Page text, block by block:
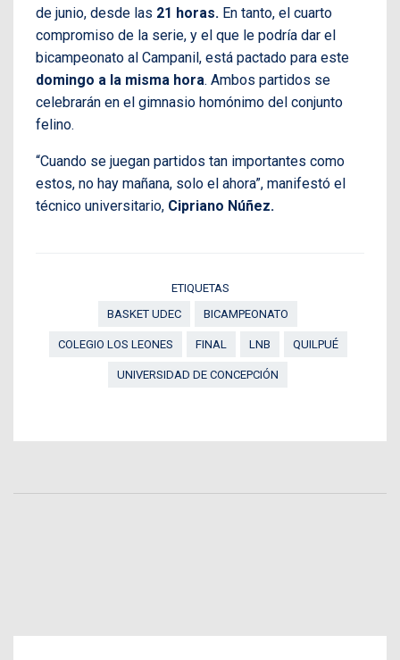
de junio, desde las 21 horas. En tanto, el cuarto
compromiso de la serie, y el que le podría dar el
bicampeonato al Campanil, está pactado para este
domingo a la misma hora. Ambos partidos se
celebrarán en el gimnasio homónimo del conjunto
felino.
“Cuando se juegan partidos tan importantes como
estos, no hay mañana, solo el ahora”, manifestó el
técnico universitario, Cipriano Núñez.
ETIQUETAS
BASKET UDEC
BICAMPEONATO
COLEGIO LOS LEONES FINAL LNB QUILPUÉ
UNIVERSIDAD DE CONCEPCIÓN